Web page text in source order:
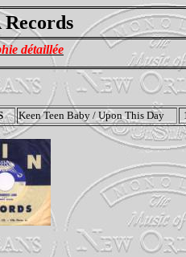
détaillée
Keen Teen Baby / Upon This Day